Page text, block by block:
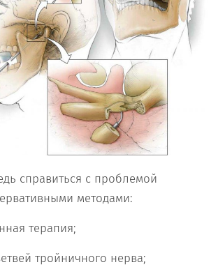
справиться с проблемой
методами:
терапия;
тройничного нерва;